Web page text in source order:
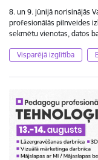
8. un 9. jūnijā norisinājās
profesionālās pilnveides
sekmētu vienotas, datos
Visparējā izglītība